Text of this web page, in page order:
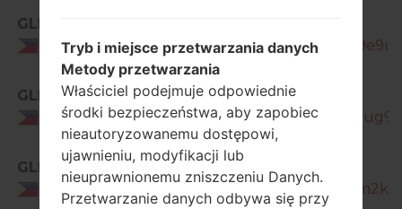
GLB
Philippines
GLB
Philippines
SM-
GLB
Philippines
SM-
Tryb i miejsce przetwarzania danych
Metody przetwarzania
Właściciel podejmuje odpowiednie
środki bezpieczeństwa, aby zapobiec
nieautoryzowanemu dostępowi,
ujawnieniu, modyfikacji lub
nieuprawnionemu zniszczeniu Danych.
Przetwarzanie danych odbywa się przy